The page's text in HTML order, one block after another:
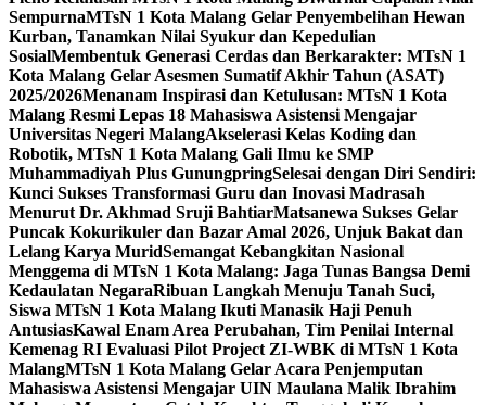
SempurnaMTsN 1 Kota Malang Gelar Penyembelihan Hewan
Kurban, Tanamkan Nilai Syukur dan Kepedulian
SosialMembentuk Generasi Cerdas dan Berkarakter: MTsN 1
Kota Malang Gelar Asesmen Sumatif Akhir Tahun (ASAT)
2025/2026Menanam Inspirasi dan Ketulusan: MTsN 1 Kota
Malang Resmi Lepas 18 Mahasiswa Asistensi Mengajar
Universitas Negeri MalangAkselerasi Kelas Koding dan
Robotik, MTsN 1 Kota Malang Gali Ilmu ke SMP
Muhammadiyah Plus GunungpringSelesai dengan Diri Sendiri:
Kunci Sukses Transformasi Guru dan Inovasi Madrasah
Menurut Dr. Akhmad Sruji BahtiarMatsanewa Sukses Gelar
Puncak Kokurikuler dan Bazar Amal 2026, Unjuk Bakat dan
Lelang Karya MuridSemangat Kebangkitan Nasional
Menggema di MTsN 1 Kota Malang: Jaga Tunas Bangsa Demi
Kedaulatan NegaraRibuan Langkah Menuju Tanah Suci,
Siswa MTsN 1 Kota Malang Ikuti Manasik Haji Penuh
AntusiasKawal Enam Area Perubahan, Tim Penilai Internal
Kemenag RI Evaluasi Pilot Project ZI-WBK di MTsN 1 Kota
MalangMTsN 1 Kota Malang Gelar Acara Penjemputan
Mahasiswa Asistensi Mengajar UIN Maulana Malik Ibrahim